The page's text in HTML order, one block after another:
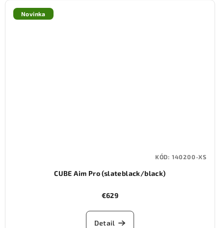
Novinka
CUBE Aim Pro (slateblack/black)
€629
Detail
KÓD: 140200-XS